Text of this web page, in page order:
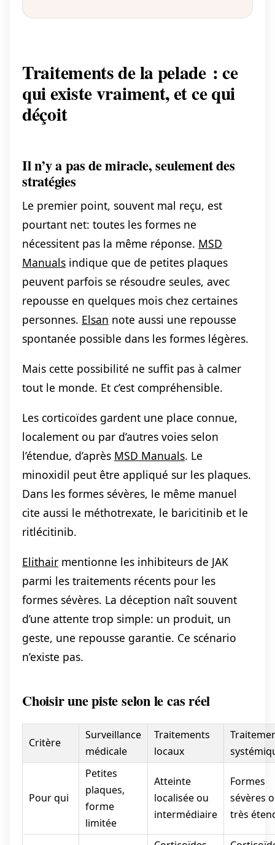
Traitements de la pelade : ce
qui existe vraiment, et ce qui
déçoit
Il n’y a pas de miracle, seulement des
stratégies
Le premier point, souvent mal reçu, est
pourtant net: toutes les formes ne
nécessitent pas la même réponse. MSD
Manuals indique que de petites plaques
peuvent parfois se résoudre seules, avec
repousse en quelques mois chez certaines
personnes. Elsan note aussi une repousse
spontanée possible dans les formes légères.
Mais cette possibilité ne suffit pas à calmer
tout le monde. Et c’est compréhensible.
Les corticoïdes gardent une place connue,
localement ou par d’autres voies selon
l’étendue, d’après MSD Manuals. Le
minoxidil peut être appliqué sur les plaques.
Dans les formes sévères, le même manuel
cite aussi le méthotrexate, le baricitinib et le
ritlécitinib.
Elithair mentionne les inhibiteurs de JAK
parmi les traitements récents pour les
formes sévères. La déception naît souvent
d’une attente trop simple: un produit, un
geste, une repousse garantie. Ce scénario
n’existe pas.
Choisir une piste selon le cas réel
Critère
Surveillance
médicale
Traitements
locaux
Pour qui
Petites
plaques,
forme
limitée
Atteinte
localisée ou
intermédiaire
Formes
sévères
très